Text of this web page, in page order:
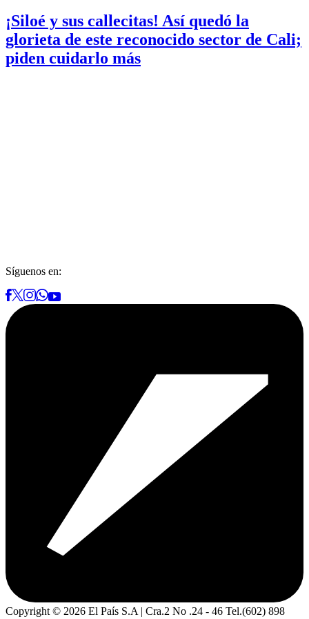
¡Siloé y sus callecitas! Así quedó la
glorieta de este reconocido sector de Cali;
piden cuidarlo más
Síguenos en:
Copyright © 2026 El País S.A | Cra.2 No .24 - 46 Tel.(602) 898